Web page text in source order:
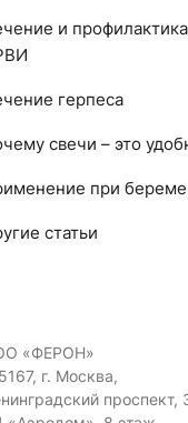
и
герпеса
свечи – это
при
статьи
«ФЕРОН»
г. Москва,
проспект,